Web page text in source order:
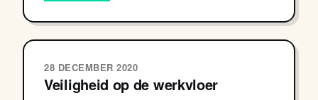
28 DECEMBER 2020
Veiligheid op de werkvloer